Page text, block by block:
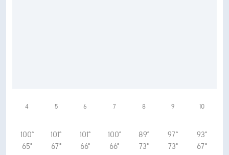
4
100°
65°
5
101°
67°
6
101°
66°
7
100°
66°
8
89°
73°
9
97°
73°
10
93°
67°